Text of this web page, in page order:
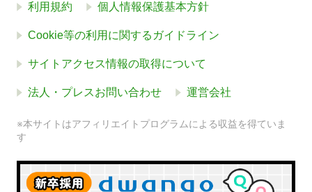
利用規約 個人情報保護基本方針
Cookie等の利用に関するガイドライン
サイトアクセス情報の取得について
法人・プレスお問い合わせ 運営会社
※本サイトはアフィリエイトプログラムによる収益を得ていま
す